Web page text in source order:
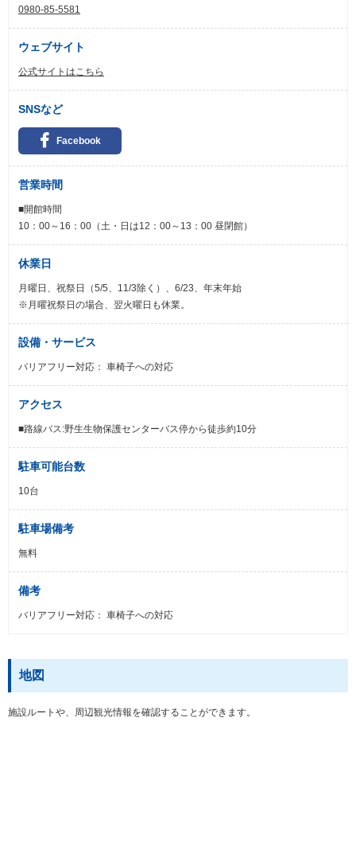
0980-85-5581
ウェブサイト
公式サイトはこちら
SNSなど
Facebook
営業時間
■開館時間
10：00～16：00（土・日は12：00～13：00 昼閉館）
休業日
月曜日、祝祭日（5/5、11/3除く）、6/23、年末年始
※月曜祝祭日の場合、翌火曜日も休業。
設備・サービス
バリアフリー対応： 車椅子への対応
アクセス
■路線バス:野生生物保護センターバス停から徒歩約10分
駐車可能台数
10台
駐車場備考
無料
備考
バリアフリー対応： 車椅子への対応
地図
施設ルートや、周辺観光情報を確認することができます。